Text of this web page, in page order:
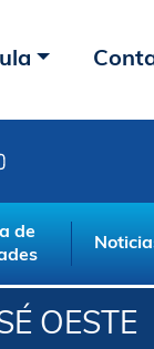
de
OESTE